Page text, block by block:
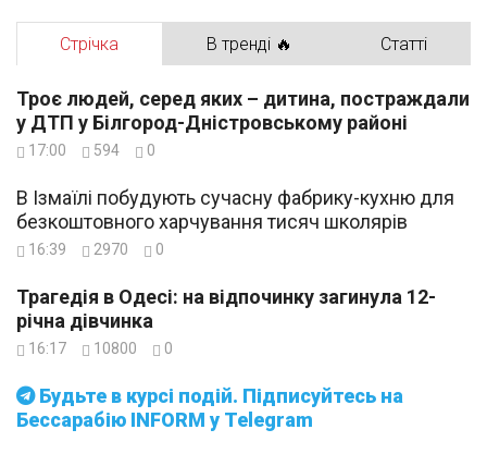
Стрічка В тренді 🔥 Статті
Будьте в курсі подій. Підписуйтесь на
Бессарабію INFORM у Telegram
Троє людей, серед яких – дитина, постраждали
у ДТП у Білгород-Дністровському районі
17:00 594 0
В Ізмаїлі побудують сучасну фабрику-кухню для
безкоштовного харчування тисяч школярів
16:39 2970 0
Трагедія в Одесі: на відпочинку загинула 12-
річна дівчинка
16:17 10800 0